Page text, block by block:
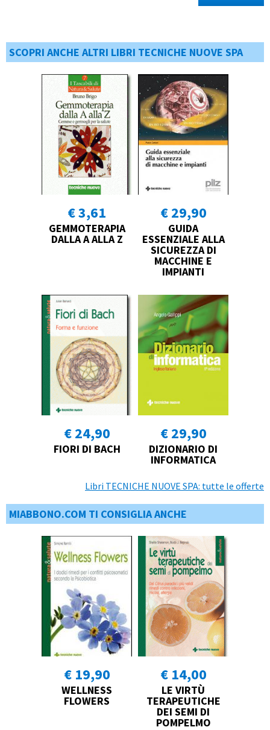
SCOPRI ANCHE ALTRI LIBRI TECNICHE NUOVE SPA
€ 3,61
GEMMOTERAPIA
DALLA A ALLA Z
€ 29,90
GUIDA
ESSENZIALE ALLA
SICUREZZA DI
MACCHINE E
IMPIANTI
€ 24,90
FIORI DI BACH
€ 29,90
DIZIONARIO DI
INFORMATICA
Libri TECNICHE NUOVE SPA: tutte le offerte
MIABBONO.COM TI CONSIGLIA ANCHE
€ 19,90
WELLNESS
FLOWERS
€ 14,00
LE VIRTÙ
TERAPEUTICHE
DEI SEMI DI
POMPELMO